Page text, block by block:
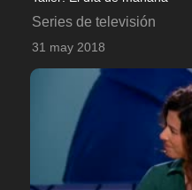
Series de televisión
31 may 2018